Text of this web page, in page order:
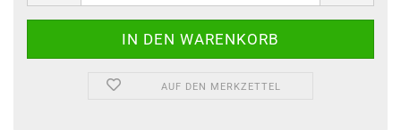
AUF DEN MERKZETTEL